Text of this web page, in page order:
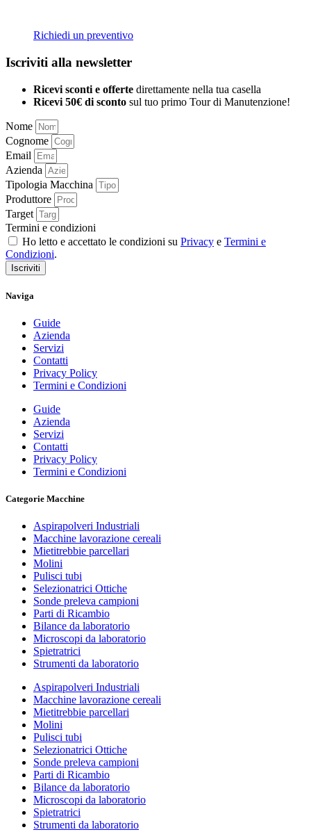
Richiedi un preventivo
Iscriviti alla newsletter
Ricevi sconti e offerte direttamente nella tua casella
Ricevi 50€ di sconto sul tuo primo Tour di Manutenzione!
Nome
Cognome
Email
Azienda
Tipologia Macchina
Produttore
Target
Termini e condizioni
Ho letto e accettato le condizioni su Privacy e Termini e
Condizioni.
Iscriviti
Naviga
Guide
Azienda
Servizi
Contatti
Privacy Policy
Termini e Condizioni
Guide
Azienda
Servizi
Contatti
Privacy Policy
Termini e Condizioni
Categorie Macchine
Aspirapolveri Industriali
Macchine lavorazione cereali
Mietitrebbie parcellari
Molini
Pulisci tubi
Selezionatrici Ottiche
Sonde preleva campioni
Parti di Ricambio
Bilance da laboratorio
Microscopi da laboratorio
Spietratrici
Strumenti da laboratorio
Aspirapolveri Industriali
Macchine lavorazione cereali
Mietitrebbie parcellari
Molini
Pulisci tubi
Selezionatrici Ottiche
Sonde preleva campioni
Parti di Ricambio
Bilance da laboratorio
Microscopi da laboratorio
Spietratrici
Strumenti da laboratorio